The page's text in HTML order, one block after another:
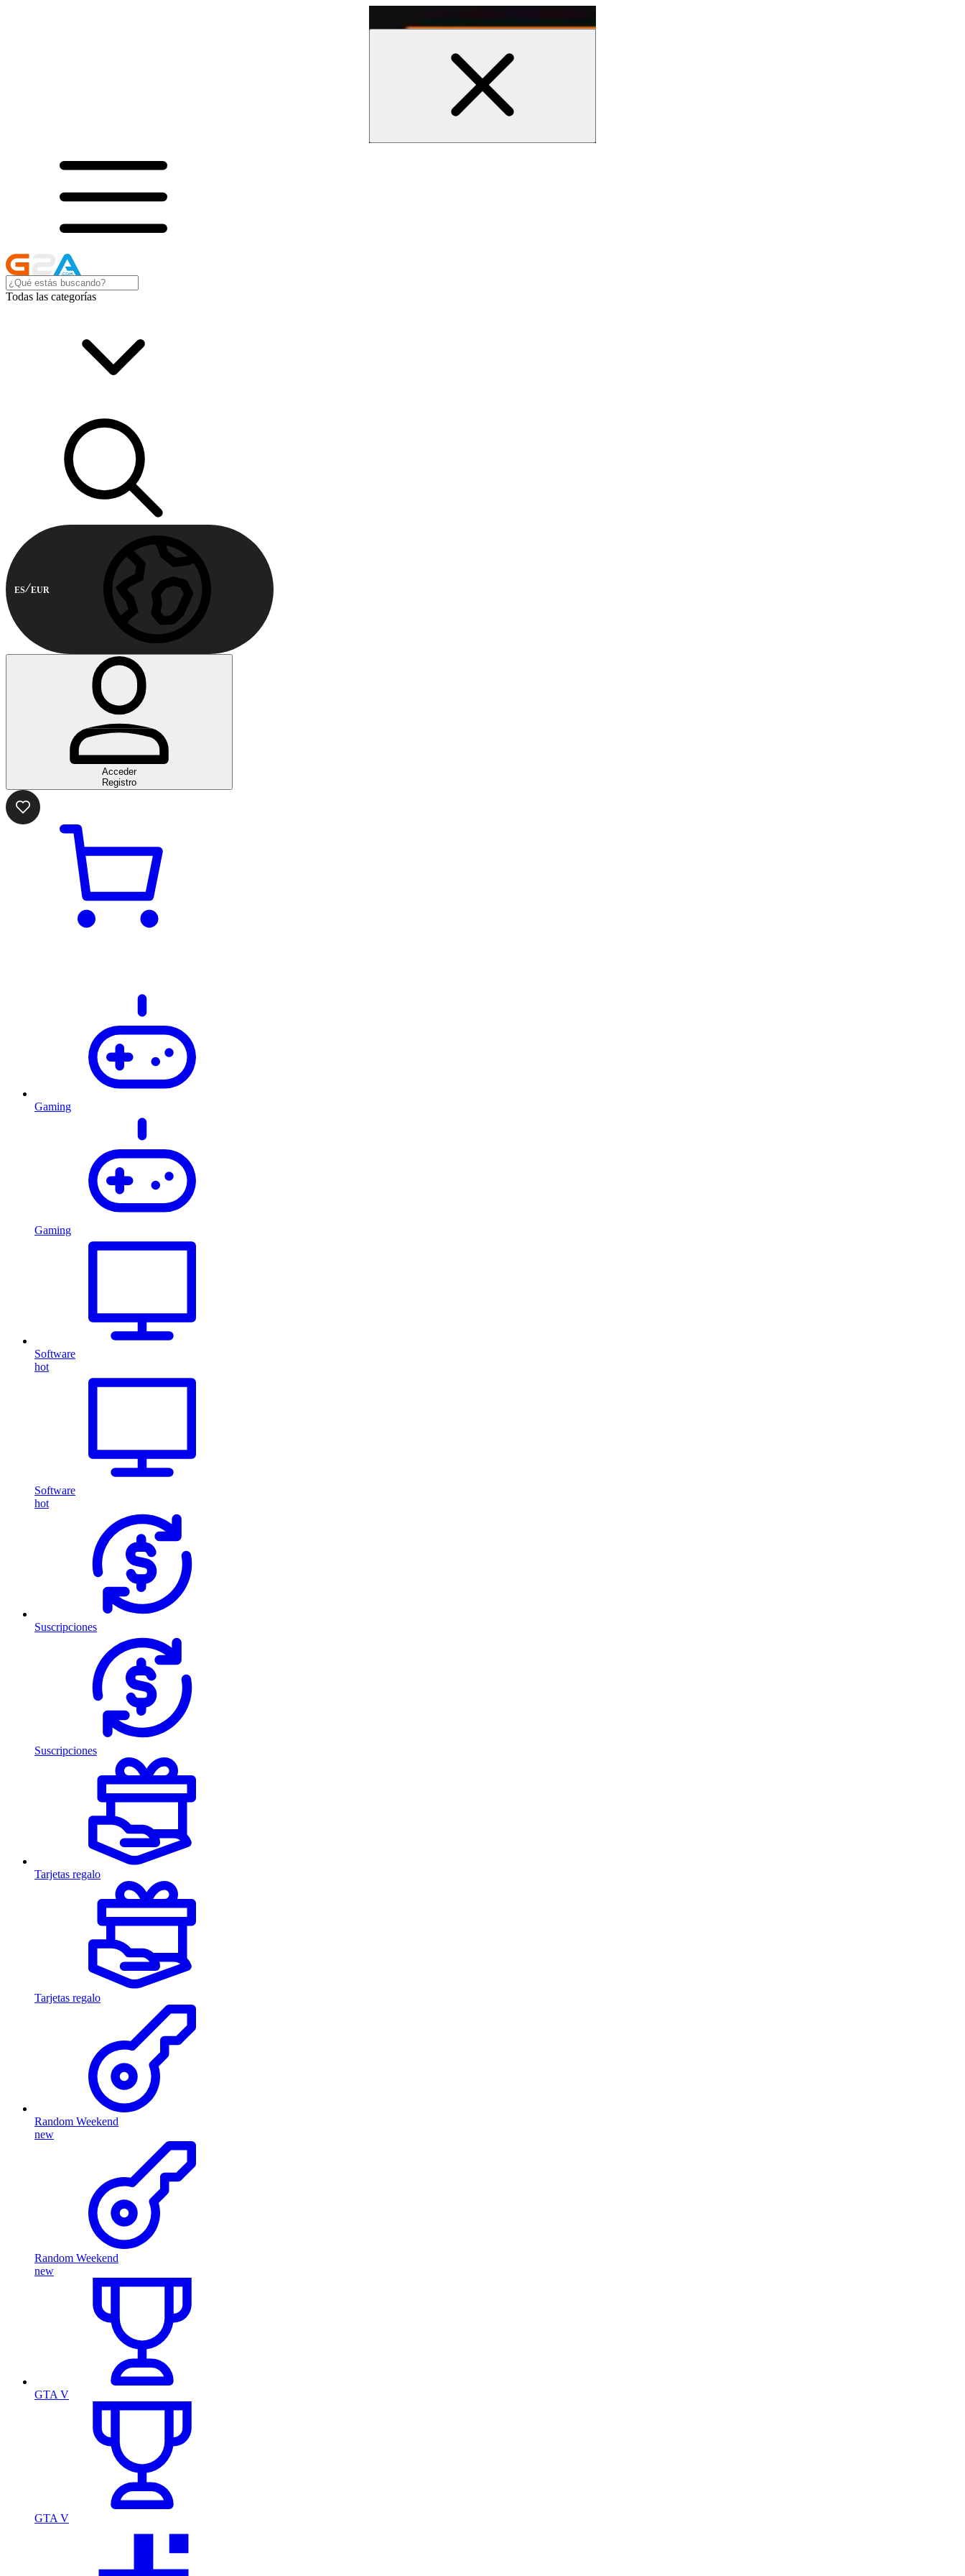
Todas las categorías
ES EUR
Acceder
Registro
Gaming
Gaming
Software
hot
Software
hot
Suscripciones
Suscripciones
Tarjetas regalo
Tarjetas regalo
Random Weekend
new
Random Weekend
new
GTA V
GTA V